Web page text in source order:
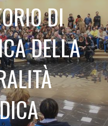
DI
DELLA